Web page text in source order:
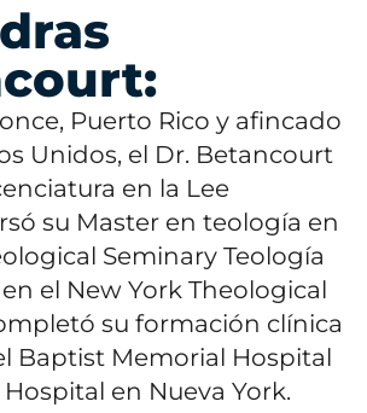
Puerto Rico y afincado
Unidos, el Dr. Betancourt
en la Lee
su Master en teología en
Seminary Teología
el New York Theological
su formación clínica
Baptist Memorial Hospital
en Nueva York.